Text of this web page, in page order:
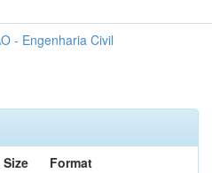
- Engenharia Civil
Size
Format